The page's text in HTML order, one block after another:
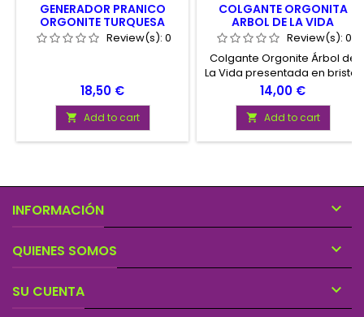
GENERADOR PRANICO
ORGONITE TURQUESA
Review(s): 0
Price
18,50 €
 Add to cart
COLGANTE ORGONITA
ARBOL DE LA VIDA
Review(s): 0
Colgante Orgonite Árbol de
La Vida presentada en brister
con cordón para colgar.
Diámetro aproximado del
colgante 4 cm.
Price
14,00 €
 Add to cart
INFORMACIÓN 
QUIENES SOMOS 
SU CUENTA 